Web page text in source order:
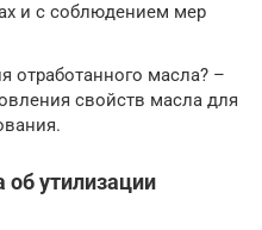
и с соблюдением мер
отработанного масла? –
свойств масла для
утилизации